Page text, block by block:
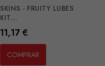
SKINS - FRUITY LUBES
KIT...
Preço
11,17 €
COMPRAR